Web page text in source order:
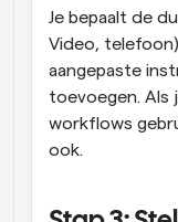
Je bepaalt de
Video,
aangepaste
toevoegen. Als
workflows
ook.